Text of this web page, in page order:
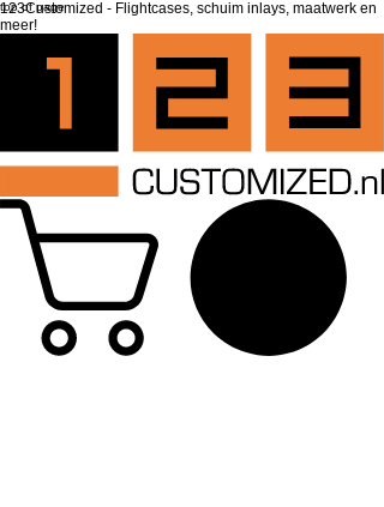
top of page
123Customized - Flightcases, schuim inlays, maatwerk en
meer!